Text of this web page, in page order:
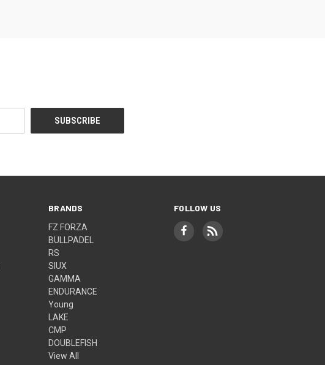
BRANDS
FZ FORZA
BULLPADEL
RS
SIUX
GAMMA
ENDURANCE
Young
LAKE
CMP
DOUBLEFISH
View All
FOLLOW US